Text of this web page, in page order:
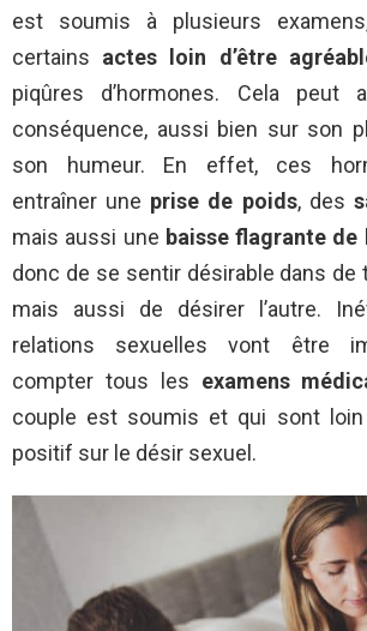
est soumis à plusieurs
certains actes loin d’être
piqûres d’hormones. Cela peut
conséquence, aussi bien sur son
son humeur. En effet, ces
entraîner une prise de poids, des
mais aussi une baisse flagrante de
donc de se sentir désirable dans de
mais aussi de désirer l’autre.
relations sexuelles vont être
compter tous les examens
couple est soumis et qui sont loin
positif sur le désir sexuel.